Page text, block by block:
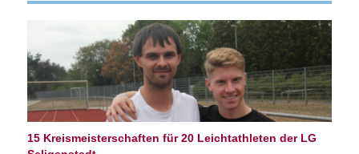
15 Kreismeisterschaften für 20 Leichtathleten der LG